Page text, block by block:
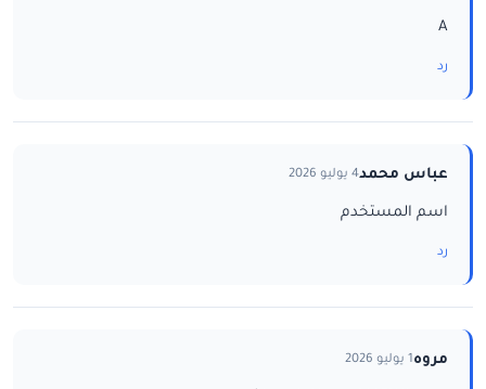
A
رد
عباس محمد4 يوليو 2026
اسم المستخدم
رد
مروه1 يوليو 2026